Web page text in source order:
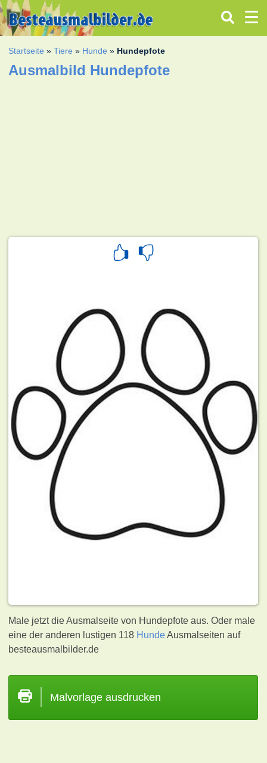
Startseite »Tiere » Hunde » Hundepfote
Ausmalbild Hundepfote
Male jetzt die Ausmalseite von Hundepfote aus. Oder male
eine der anderen lustigen 118 HundeAusmalseiten auf
besteausmalbilder.de
Malvorlage ausdrucken